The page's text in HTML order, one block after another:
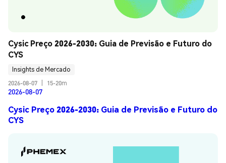
Cysic Preço 2026-2030: Guia de Previsão e Futuro do
CYS
Insights de Mercado
2026-08-07
15-20m
2026-08-07
Cysic Preço 2026-2030: Guia de Previsão e Futuro do
CYS